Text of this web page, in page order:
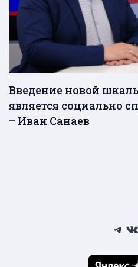
Введение новой
является социально
– Иван Санаев